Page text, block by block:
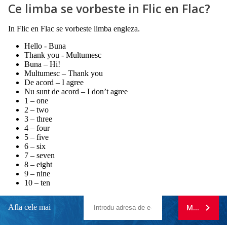
Ce limba se vorbeste in Flic en Flac?
In Flic en Flac se vorbeste limba engleza.
Hello - Buna
Thank you - Multumesc
Buna – Hi!
Multumesc – Thank you
De acord – I agree
Nu sunt de acord – I don’t agree
1 – one
2 – two
3 – three
4 – four
5 – five
6 – six
7 – seven
8 – eight
9 – nine
10 – ten
Afla cele mai MA